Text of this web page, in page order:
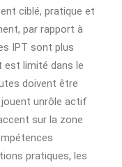
ciblé, pratique et
par rapport à
IPT sont plus
limité dans le
doivent être
unrôle actif
sur la zone
pratiques, les